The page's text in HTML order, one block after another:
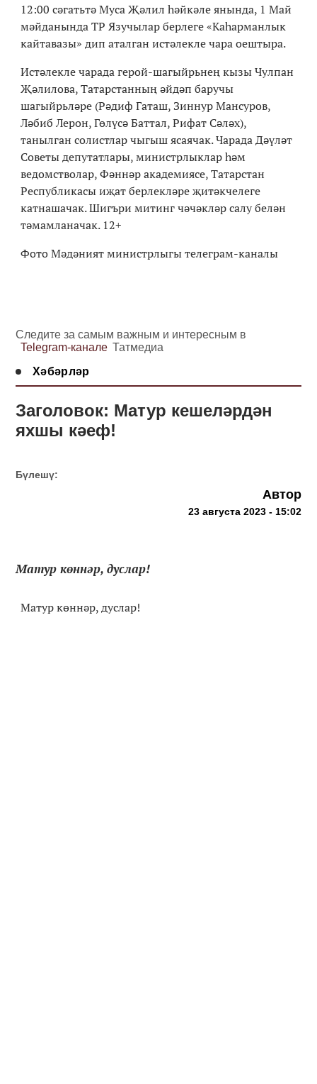
12:00 сәгатьтә Муса Җәлил һәйкәле янында, 1 Май
мәйданында ТР Язучылар берлеге «Каһарманлык
кайтавазы» дип аталган истәлекле чара оештыра.
Истәлекле чарада герой-шагыйрьнең кызы Чулпан
Җәлилова, Татарстанның әйдәп баручы
шагыйрьләре (Рәдиф Гаташ, Зиннур Мансуров,
Ләбиб Лерон, Гөлүсә Баттал, Рифат Сәләх),
танылган солистлар чыгыш ясаячак. Чарада Дәүләт
Советы депутатлары, министрлыклар һәм
ведомстволар, Фәннәр академиясе, Татарстан
Республикасы иҗат берлекләре җитәкчелеге
катнашачак. Шигъри митинг чәчәкләр салу белән
тәмамланачак. 12+
Фото Мәдәният министрлыгы телеграм-каналы
Следите за самым важным и интересным в
Telegram-канале Татмедиа
Хәбәрләр
Заголовок: Матур кешеләрдән
яхшы кәеф!
Бүлешү:
Автор
23 августа 2023 - 15:02
Матур көннәр, дуслар!
Матур көннәр, дуслар!